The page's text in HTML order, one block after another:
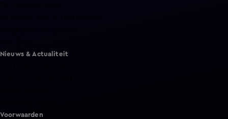
Nieuws & Actualiteit
Voorwaarden